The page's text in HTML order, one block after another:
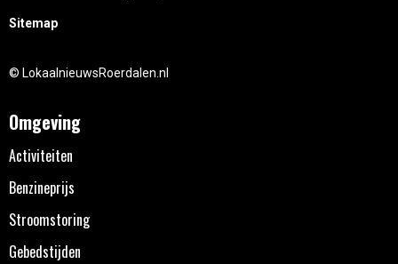
Sitemap
© LokaalnieuwsRoerdalen.nl
Omgeving
Activiteiten
Benzineprijs
Stroomstoring
Gebedstijden